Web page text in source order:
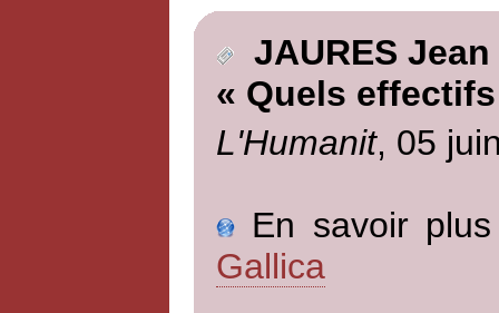
JAURES Jean
« Quels
L'Humanit, 05
En savoir
Gallica